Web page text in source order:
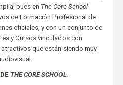
pues en The Core School
de Formación Profesional de
oficiales, y con un conjunto de
y Cursos vinculados con
que están siendo muy
DE THE CORE SCHOOL